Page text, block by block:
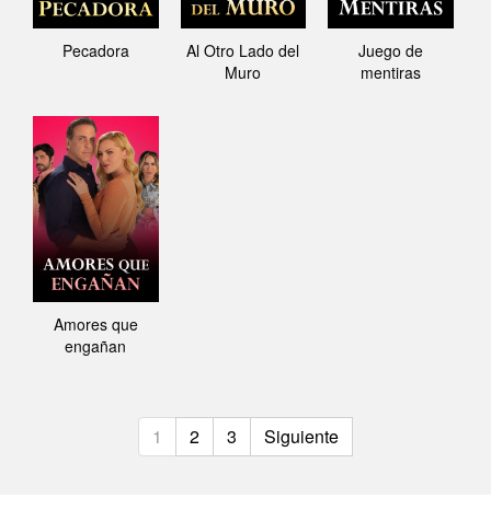
Pecadora
Al Otro Lado del
Muro
Juego de
mentiras
Amores que
engañan
1 2 3 Siguiente